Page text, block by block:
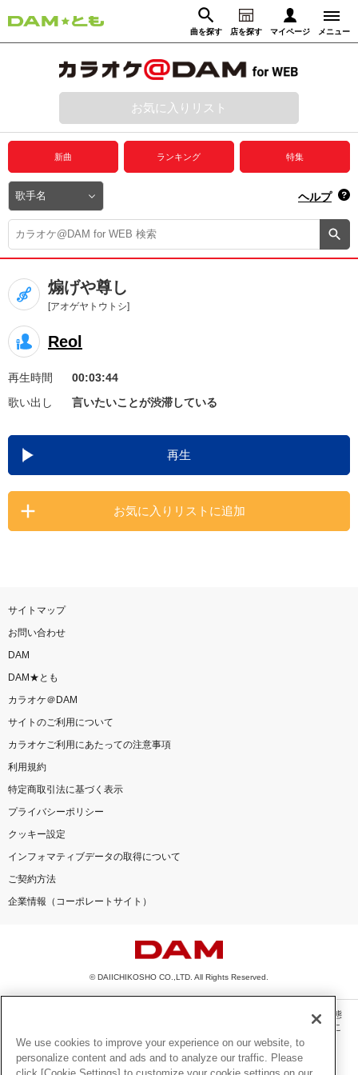
曲を探す 店を探す マイページ メニュー
動画からさがす 録音からさがす
ログイン
プレミアムサービス
DAM★とも動画
DAM★とも録音
カラオケ＠DAM
ユーザー検索
キャンペーン
お知らせ よくあるご質問
DAMの新曲・ランキングなど
カラオケ最新情報をチェック！
お気に入りリスト
新曲 ランキング 特集
ヘルプ
煽げや尊し
[アオゲヤトウトシ]
Reol
再生時間
00:03:44
歌い出し
言いたいことが渋滞している
再生
お気に入りリストに追加
サイトマップ
お問い合わせ
DAM
DAM★とも
カラオケ＠DAM
サイトのご利用について
カラオケご利用にあたっての注意事項
利用規約
特定商取引法に基づく表示
プライバシーポリシー
クッキー設定
インフォマティブデータの取得について
ご契約方法
企業情報（コーポレートサイト）
© DAIICHIKOSHO CO.,LTD. All Rights Reserved.
このサイトに掲載されている一切の文章・画像・写真・動画・音声等を、手段や形態
を問わず、著作権法の定める範囲を超えて無断で複製、転載、ファイル化などするこ
とを禁じます。
楽曲及びコンテンツは、機種によりご利用いただけない場合があります。
We use cookies to improve your experience on our website, to
personalize content and ads and to analyze our traffic. Please